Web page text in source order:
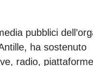
pubblici
ha sostenuto
radio, piattaforme